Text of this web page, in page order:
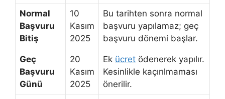
Normal
Başvuru
Bitiş
10
Kasım
2025
Bu tarihten sonra normal
başvuru yapılamaz; geç
başvuru dönemi başlar.
Geç
Başvuru
Günü
20
Kasım
2025
Ek ücret ödenerek yapılır.
Kesinlikle kaçırılmaması
önerilir.